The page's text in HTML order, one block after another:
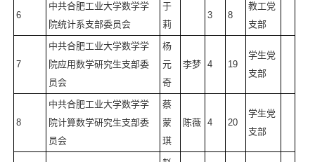
6
中共合肥工业大学数学学
院统计系支部委员会
于
莉
3 8
教工党
支部
7
中共合肥工业大学数学学
院应用数学研究生支部委
员会
杨
元
奇
李梦 4 19
学生党
支部
8
中共合肥工业大学数学学
院计算数学研究生支部委
员会
蔡
蒙
琪
陈薇 4 20
学生党
支部